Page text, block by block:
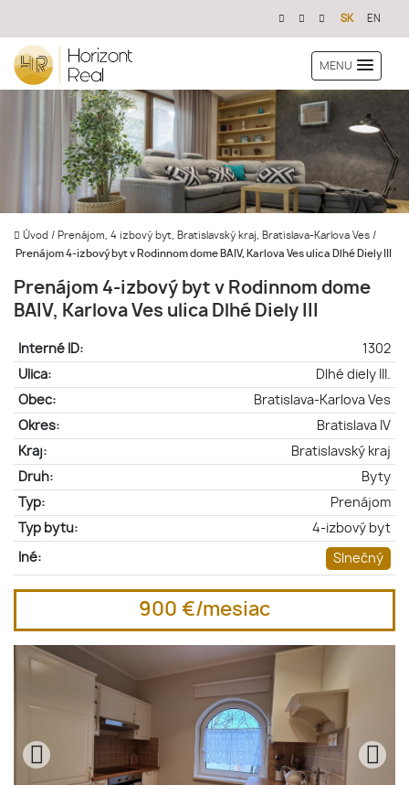
SK EN
MENU
Úvod / Prenájom, 4 izbový byt, Bratislavský kraj, Bratislava-Karlova Ves /
Prenájom 4-izbový byt v Rodinnom dome BAIV, Karlova Ves ulica Dlhé Diely III
Prenájom 4-izbový byt v Rodinnom dome
BAIV, Karlova Ves ulica Dlhé Diely III
Interné ID:
1302
Ulica:
Dlhé diely III.
Obec:
Bratislava-Karlova Ves
Okres:
Bratislava IV
Kraj:
Bratislavský kraj
Druh:
Byty
Typ:
Prenájom
Typ bytu:
4-izbový byt
Iné: Slnečný
900 €/mesiac